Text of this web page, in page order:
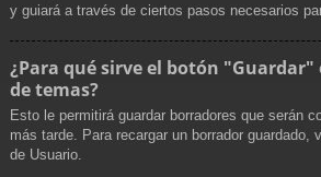
y guiará a través de ciertos pasos necesarios
¿Para qué sirve el botón
de temas?
Esto le permitirá guardar borradores que serán
más tarde. Para recargar un borrador guardado,
de Usuario.